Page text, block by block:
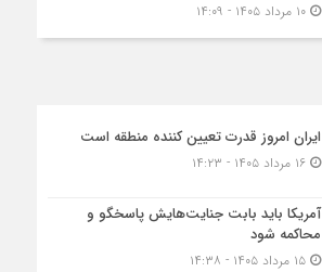
۱۰ مرداد ۱۴۰۵ - ۱۴:۰۹
ایران امروز قدرت تعیین کننده منطقه است
۱۶ مرداد ۱۴۰۵ - ۱۴:۲۳
آمریکا باید بابت جنایت‌هایش پاسخگو و
محاکمه شود
۱۵ مرداد ۱۴۰۵ - ۱۴:۳۸